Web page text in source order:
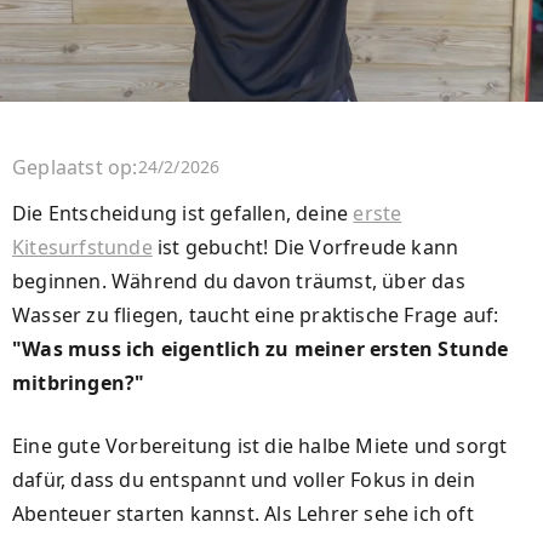
Geplaatst op:24/2/2026
Die Entscheidung ist gefallen, deine erste
Kitesurfstunde ist gebucht! Die Vorfreude kann
beginnen. Während du davon träumst, über das
Wasser zu fliegen, taucht eine praktische Frage auf:
"Was muss ich eigentlich zu meiner ersten Stunde
mitbringen?"
Eine gute Vorbereitung ist die halbe Miete und sorgt
dafür, dass du entspannt und voller Fokus in dein
Abenteuer starten kannst. Als Lehrer sehe ich oft